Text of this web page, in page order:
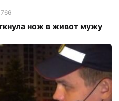
766
нож в живот мужу